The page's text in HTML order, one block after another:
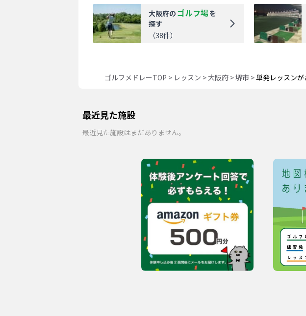
大阪府の ゴルフ場を
探す
（38件）
ゴルフメドレーTOP > レッスン > 大阪府>堺市 >単発レッスン
最近見た施設
最近見た施設はまだありません。